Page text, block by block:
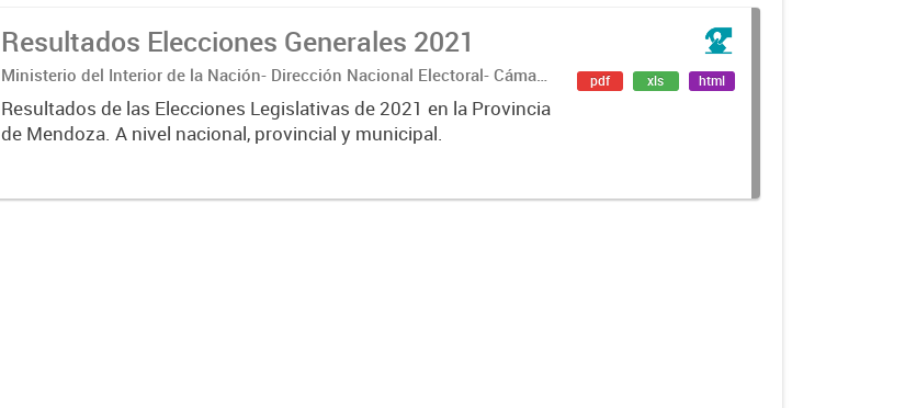
Resultados Elecciones Generales 2021
Ministerio del Interior de la Nación- Dirección Nacional Electoral- Cámara
Nacional Electoral Junta Electoral de Mendoza
Resultados de las Elecciones Legislativas de 2021 en la Provincia
de Mendoza. A nivel nacional, provincial y municipal.
pdf xls html